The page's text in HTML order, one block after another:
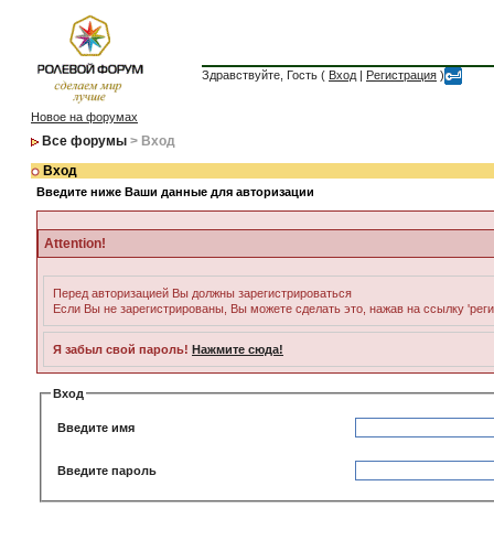
Здравствуйте, Гость ( Вход | Регистрация )
Новое на форумах
Все форумы > Вход
Вход
Введите ниже Ваши данные для авторизации
Attention!
Перед авторизацией Вы должны зарегистрироваться
Если Вы не зарегистрированы, Вы можете сделать это, нажав на ссылку
Я забыл свой пароль! Нажмите сюда!
Вход
Введите имя
Введите пароль